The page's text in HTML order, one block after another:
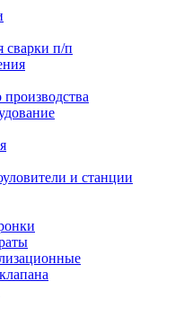
сварки п/п
производства
и станции